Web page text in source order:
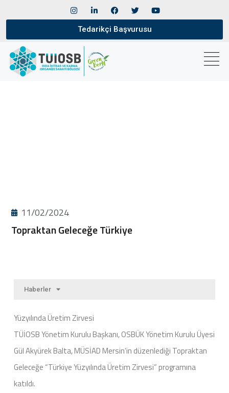
Tedarikçi Başvurusu
11/02/2024
Topraktan Geleceğe Türkiye
Haberler
Yüzyılında Üretim Zirvesi
TÜİOSB Yönetim Kurulu Başkanı, OSBÜK Yönetim Kurulu Üyesi
Gül Akyürek Balta, MÜSİAD Mersin’in düzenlediği Topraktan
Geleceğe “Türkiye Yüzyılında Üretim Zirvesi” programına
katıldı.